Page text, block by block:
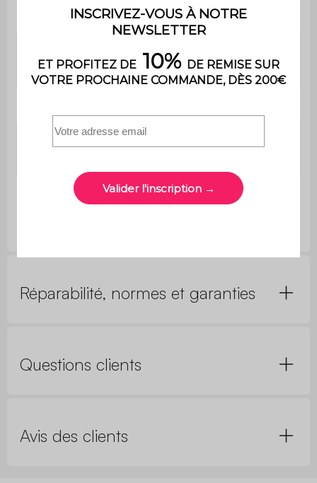
180 g/m²
bois
Non
Usage
355x260cm (2,29kg)
Réparabilité, normes et garanties
Questions clients
Avis des clients